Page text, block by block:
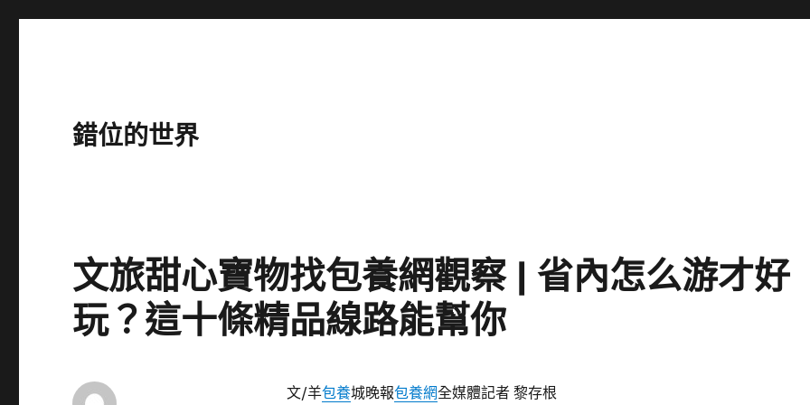
錯位的世界
文旅甜心寶物找包養網觀察 | 省內怎么游才好
玩？這十條精品線路能幫你
文/羊包養城晚報包養網全媒體記者 黎存根